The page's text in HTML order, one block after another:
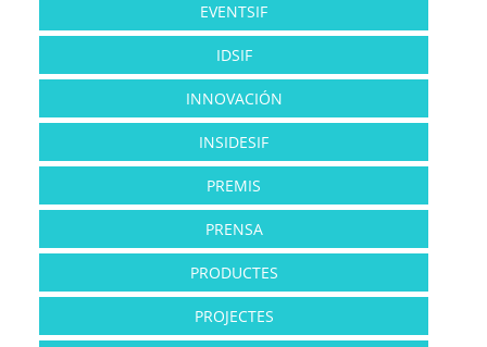
EVENTSIF
IDSIF
INNOVACIÓN
INSIDESIF
PREMIS
PRENSA
PRODUCTES
PROJECTES